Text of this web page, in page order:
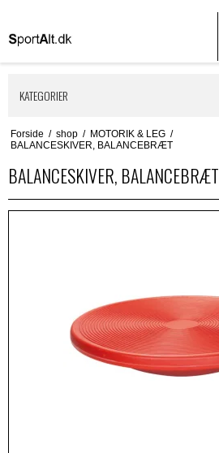
KATEGORIER
Forside / shop / MOTORIK & LEG /
BALANCESKIVER, BALANCEBRÆT
BALANCESKIVER, BALANCEBRÆT